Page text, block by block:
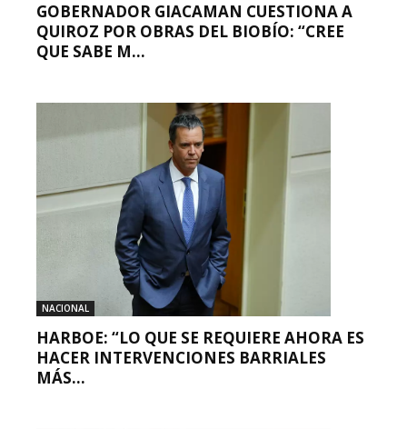
GOBERNADOR GIACAMAN CUESTIONA A
QUIROZ POR OBRAS DEL BIOBÍO: “CREE
QUE SABE M...
NACIONAL
HARBOE: “LO QUE SE REQUIERE AHORA ES
HACER INTERVENCIONES BARRIALES
MÁS...